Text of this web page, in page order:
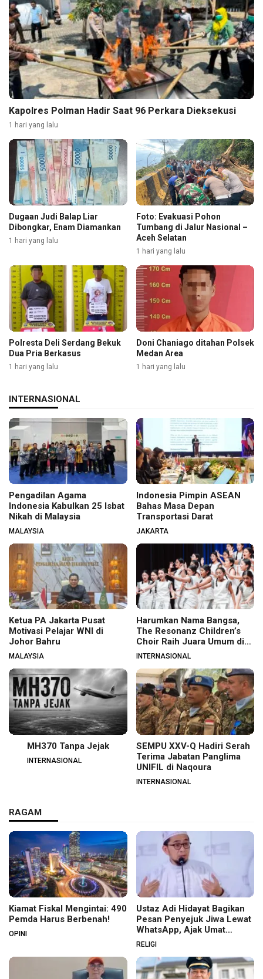
Kapolres Polman Hadir Saat 96 Perkara Dieksekusi
1 hari yang lalu
Dugaan Judi Balap Liar
Dibongkar, Enam Diamankan
1 hari yang lalu
Foto: Evakuasi Pohon
Tumbang di Jalur Nasional –
Aceh Selatan
1 hari yang lalu
Polresta Deli Serdang Bekuk
Dua Pria Berkasus
1 hari yang lalu
Doni Chaniago ditahan Polsek
Medan Area
1 hari yang lalu
INTERNASIONAL
Pengadilan Agama
Indonesia Kabulkan 25 Isbat
Nikah di Malaysia
MALAYSIA
Indonesia Pimpin ASEAN
Bahas Masa Depan
Transportasi Darat
JAKARTA
Ketua PA Jakarta Pusat
Motivasi Pelajar WNI di
Johor Bahru
MALAYSIA
Harumkan Nama Bangsa,
The Resonanz Children’s
Choir Raih Juara Umum di
Hungaria
INTERNASIONAL
MH370 Tanpa Jejak
INTERNASIONAL
SEMPU XXV-Q Hadiri Serah
Terima Jabatan Panglima
UNIFIL di Naqoura
INTERNASIONAL
RAGAM
Kiamat Fiskal Mengintai: 490
Pemda Harus Berbenah!
OPINI
Ustaz Adi Hidayat Bagikan
Pesan Penyejuk Jiwa Lewat
WhatsApp, Ajak Umat
Menata Hati dan Iman
RELIGI